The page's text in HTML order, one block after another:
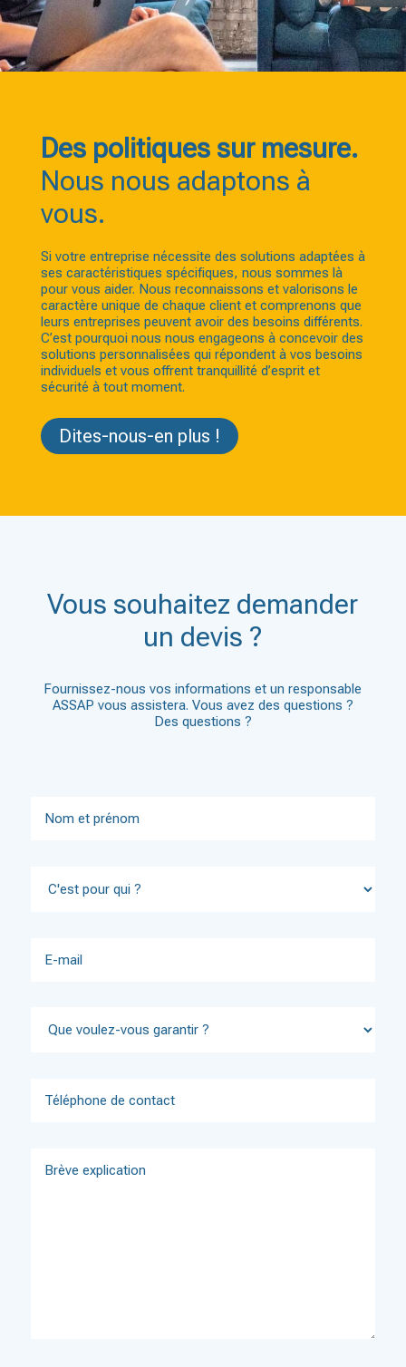
Des politiques sur mesure.
Nous nous adaptons à
vous.
Si votre entreprise nécessite des solutions adaptées à
ses caractéristiques spécifiques, nous sommes là
pour vous aider. Nous reconnaissons et valorisons le
caractère unique de chaque client et comprenons que
leurs entreprises peuvent avoir des besoins différents.
C’est pourquoi nous nous engageons à concevoir des
solutions personnalisées qui répondent à vos besoins
individuels et vous offrent tranquillité d’esprit et
sécurité à tout moment.
Dites-nous-en plus !
Vous souhaitez demander
un devis ?
Fournissez-nous vos informations et un responsable
ASSAP vous assistera. Vous avez des questions ?
Des questions ?